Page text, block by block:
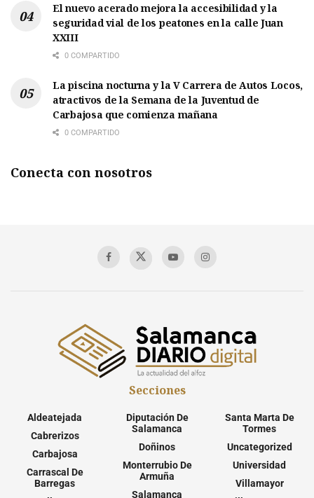
El nuevo acerado mejora la accesibilidad y la
seguridad vial de los peatones en la calle Juan
XXIII
0 COMPARTIDO
La piscina nocturna y la V Carrera de Autos Locos,
atractivos de la Semana de la Juventud de
Carbajosa que comienza mañana
0 COMPARTIDO
Conecta con nosotros
Secciones
Aldeatejada
Cabrerizos
Carbajosa
Carrascal De
Barregas
Diputación De
Salamanca
Doñinos
Monterrubio De
Armuña
Salamanca
Santa Marta De
Tormes
Uncategorized
Universidad
Villamayor